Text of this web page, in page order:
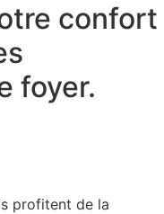
confort
foyer.
profitent de la